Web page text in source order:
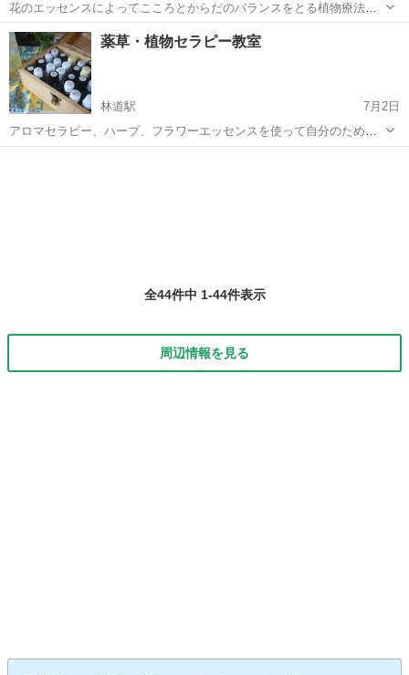
花のエッセンスによってこころとからだのバランスをとる植物療法を
自分のために使えるように学ぶレッスンです。 お一人でもグループで
も受けられます。 フラワーエッセンスはFES、Bachを使用。 ★フラ
ワーエッセ...
香川 高松市 林道駅 セラピー フラワーエッセンス
薬草・植物セラピー教室
林道駅
7月2日
アロマセラピー、ハーブ、フラワーエッセンスを使って自分のための
ケアをすることを学ぶお教室です。 お一人からでもグループからでも
全44件中 1-44件表示
周辺情報を見る